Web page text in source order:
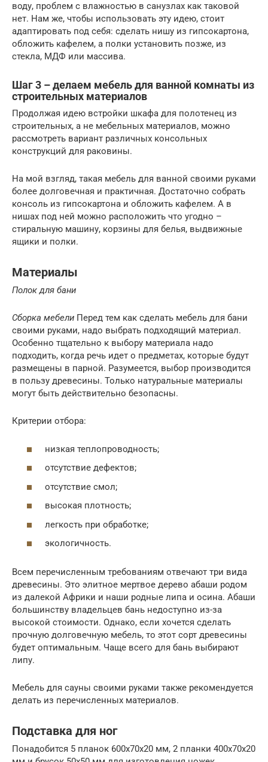
воду, проблем с влажностью в санузлах как таковой
нет. Нам же, чтобы использовать эту идею, стоит
адаптировать под себя: сделать нишу из гипсокартона,
обложить кафелем, а полки установить позже, из
стекла, МДФ или массива.
Шаг 3 – делаем мебель для ванной комнаты из
строительных материалов
Продолжая идею встройки шкафа для полотенец из
строительных, а не мебельных материалов, можно
рассмотреть вариант различных консольных
конструкций для раковины.
На мой взгляд, такая мебель для ванной своими руками
более долговечная и практичная. Достаточно собрать
консоль из гипсокартона и обложить кафелем. А в
нишах под ней можно расположить что угодно –
стиральную машину, корзины для белья, выдвижные
ящики и полки.
Материалы
Полок для бани
Сборка мебели Перед тем как сделать мебель для бани
своими руками, надо выбрать подходящий материал.
Особенно тщательно к выбору материала надо
подходить, когда речь идет о предметах, которые будут
размещены в парной. Разумеется, выбор производится
в пользу древесины. Только натуральные материалы
могут быть действительно безопасны.
Критерии отбора:
низкая теплопроводность;
отсутствие дефектов;
отсутствие смол;
высокая плотность;
легкость при обработке;
экологичность.
Всем перечисленным требованиям отвечают три вида
древесины. Это элитное мертвое дерево абаши родом
из далекой Африки и наши родные липа и осина. Абаши
большинству владельцев бань недоступно из-за
высокой стоимости. Однако, если хочется сделать
прочную долговечную мебель, то этот сорт древесины
будет оптимальным. Чаще всего для бань выбирают
липу.
Мебель для сауны своими руками также рекомендуется
делать из перечисленных материалов.
Подставка для ног
Понадобится 5 планок 600х70х20 мм, 2 планки 400х70х20